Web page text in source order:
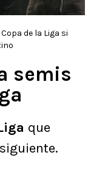
de la Liga si
semis
que